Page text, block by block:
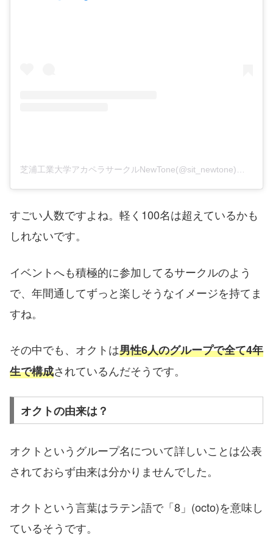
すごい人数ですよね。軽く100名は超えているかも
しれないです。
イベントへも積極的に参加してるサークルのよう
で、年間通してずっと楽しそうなイメージを持てま
すね。
その中でも、オクトは男性6人のグループで全て4年
生で構成されているんだそうです。
オクトの由来は？
オクトというグループ名について詳しいことは公表
されておらず由来は分かりませんでした。
オクトという言葉はラテン語で「8」(octo)を意味し
ているそうです。